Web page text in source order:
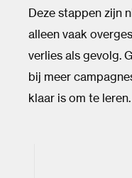
Deze stappen zijn
alleen vaak
verlies als gevolg.
bij meer
klaar is om te leren.